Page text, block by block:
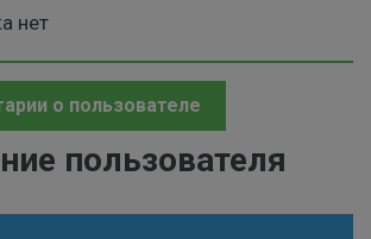
нет
о пользователе
пользователя